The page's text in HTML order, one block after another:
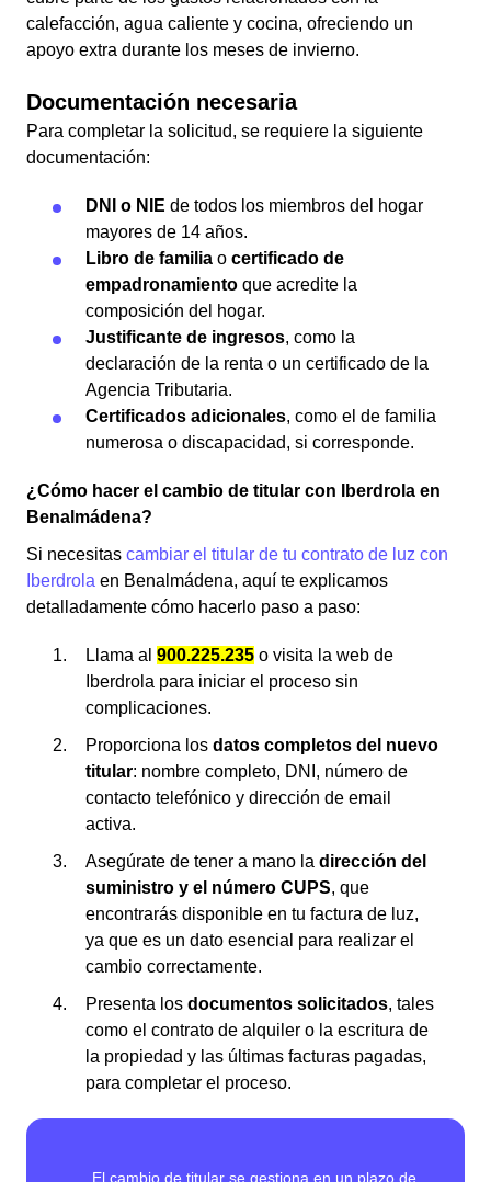
calefacción, agua caliente y cocina, ofreciendo un
apoyo extra durante los meses de invierno.
Documentación necesaria
Para completar la solicitud, se requiere la siguiente
documentación:
DNI o NIE de todos los miembros del hogar
mayores de 14 años.
Libro de familia o certificado de
empadronamiento que acredite la
composición del hogar.
Justificante de ingresos, como la
declaración de la renta o un certificado de la
Agencia Tributaria.
Certificados adicionales, como el de familia
numerosa o discapacidad, si corresponde.
¿Cómo hacer el cambio de titular con Iberdrola en
Benalmádena?
Si necesitas cambiar el titular de tu contrato de luz con
Iberdrola en Benalmádena, aquí te explicamos
detalladamente cómo hacerlo paso a paso:
Llama al 900.225.235 o visita la web de
Iberdrola para iniciar el proceso sin
complicaciones.
Proporciona los datos completos del nuevo
titular: nombre completo, DNI, número de
contacto telefónico y dirección de email
activa.
Asegúrate de tener a mano la dirección del
suministro y el número CUPS, que
encontrarás disponible en tu factura de luz,
ya que es un dato esencial para realizar el
cambio correctamente.
Presenta los documentos solicitados, tales
como el contrato de alquiler o la escritura de
la propiedad y las últimas facturas pagadas,
para completar el proceso.